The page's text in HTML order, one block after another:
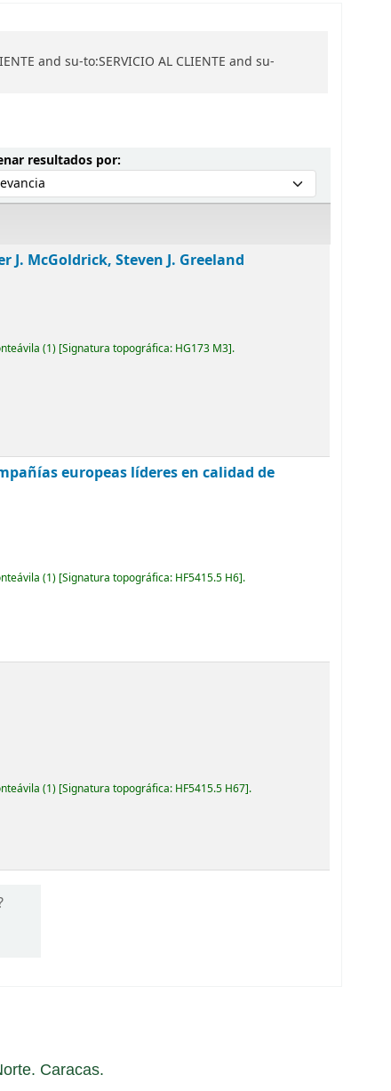
and su-to:SERVICIO AL CLIENTE and su-
resultados por:Ordenar por:
J. McGoldrick, Steven J. Greeland
(1) Signatura topográfica: HG173 M3 .
europeas líderes en calidad de
(1) Signatura topográfica: HF5415.5 H6 .
(1) Signatura topográfica: HF5415.5 H67 .
Caracas.